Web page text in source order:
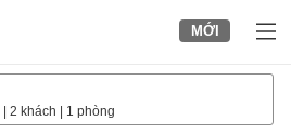
MỚI
2 khách 1 phòng